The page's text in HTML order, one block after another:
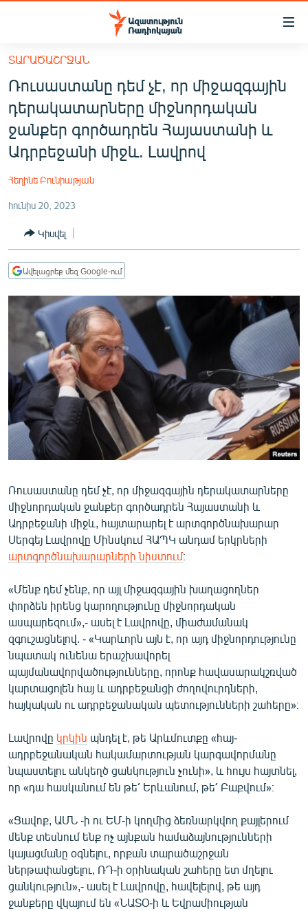
Մատչելիության
հիմնական
բովանդակությանը
Անցնել
հիմնական
մենյուին
Որոնում
ՔԱՂԱՔԱԿԱՆ
ԸՆՏՐՈՒԹՅՈՒՆՆԵՐ 2026
ՊԱՏԵՐԱԶՄԻ 6 ՇԱԲԱԹՆԵՐԸ
ՏԱՐԱԾԱՇՐՋԱՆ
ՄԻՋԱԶԳԱՅԻՆ
ՄՇԱԿՈՒՅԹ
ՍՊՈՐՏ
ՄԵԿՆԱԲԱՆՈՒԹՅՈՒՆ
ՏՏ ԵՒ ԻՆՏԵՐՆԵՏ
ԿՈՐՈՆԱՎԻՐՈՒՍ
ՏԵՍԱՆՅՈՒԹԵՐ
ԲԱՆԱՎԵՃ
ՁԳՏԵԼՈՎ ԼԱՎԱԳՈՒՅՆԻՆ
ՓՈԴՔԱՍԹ
Հայերեն
English
Русский
ՀԵՏԵՎԵՔ ՄԵԶ
«Ազատության» բոլոր կայքերը
ՏԱՐԱԾԱՇՐՋԱՆ
Ռուսաստանը դեմ չէ, որ միջազգային
դերակատարները միջնորդական
ջանքեր գործադրեն Հայաստանի և
Ադրբեջանի միջև. Լավրով
Հեղինե Բունիաթյան
հունիս 20, 2023
Կիսվել
Ավելացրեք մեզ Google-ում
Ռուսաստանը դեմ չէ, որ միջազգային դերակատարները
միջնորդական ջանքեր գործադրեն Հայաստանի և
Ադրբեջանի միջև, հայտարարել է արտգործնախարար
Սերգեյ Լավրովը Մինսկում ՀԱՊԿ անդամ երկրների
արտգործնախարարների նիստում։
«Մենք դեմ չենք, որ այլ միջազգային խաղացողներ
փորձեն իրենց կարողությունը միջնորդական
ասպարեզում»,- ասել է Լավրովը, միաժամանակ
զգուշացնելով. - «Կարևորն այն է, որ այդ միջնորդությունը
նպատակ ունենա երաշխավորել
պայմանավորվածությունները, որոնք հավասարակշռված
կարտացոլեն հայ և ադրբեջանցի ժողովուրդների,
հայկական ու ադրբեջանական պետությունների շահերը»։
Լավրովը կրկին պնդել է, թե Արևմուտքը «հայ-
ադրբեջանական հակամարտության կարգավորմանը
նպաստելու անկեղծ ցանկություն չունի», և հույս հայտնել,
որ «դա հասկանում են թե՛ Երևանում, թե՛ Բաքվում»։
«Ցավոք, ԱՄՆ -ի ու ԵՄ-ի կողմից ձեռնարկվող քայլերում
մենք տեսնում ենք ոչ այնքան համաձայնությունների
կայացմանը օգնելու, որքան տարածաշրջան
ներթափանցելու, ՌԴ-ի օրինական շահերը ետ մղելու
ցանկություն»,- ասել է Լավրովը, հավելելով, թե այդ
ջանքերը վկայում են «ՆԱՏՕ-ի և Եվրամիության